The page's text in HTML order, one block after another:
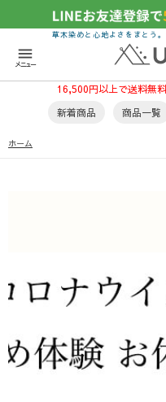
menu
メニュー
草木染めと心地よさをまとう
16,500円以上で送料無
新着商品
商品一覧
ホーム